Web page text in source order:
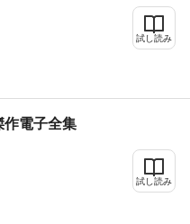
試し読み
作電子全集
試し読み